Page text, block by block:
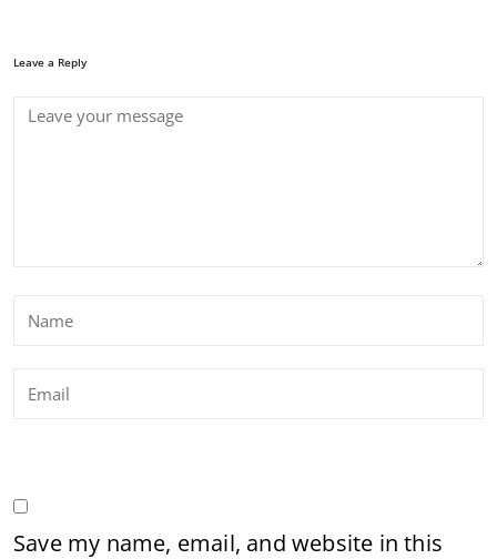
Leave a Reply
Save my name, email, and website in this